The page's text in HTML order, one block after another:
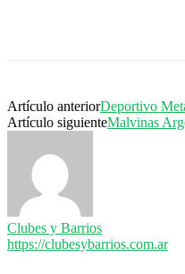
Artículo anteriorDeportivo
Artículo siguienteMalvinas
Clubes y Barrios
https://clubesybarrios.com.ar